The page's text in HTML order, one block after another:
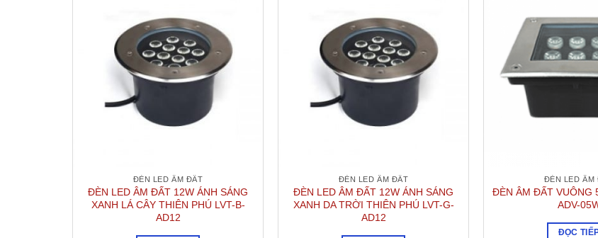
ĐÈN LED ÂM ĐẤT
ĐÈN LED ÂM ĐẤT 12W ÁNH SÁNG
XANH LÁ CÂY THIÊN PHÚ LVT-B-
AD12
ĐÈN LED ÂM ĐẤT
ĐÈN LED ÂM ĐẤT 12W ÁNH SÁNG
XANH DA TRỜI THIÊN PHÚ LVT-G-
AD12
ĐÈN LED ÂM
ĐÈN ÂM ĐẤT VUÔNG
ADV-
ĐỌC